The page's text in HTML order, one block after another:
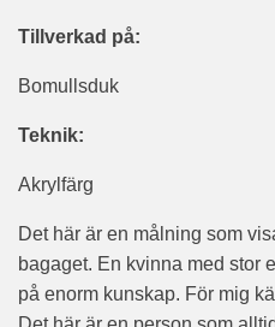
Tillverkad på:
Bomullsduk
Teknik:
Akrylfärg
Det här är en målning som
bagaget. En kvinna med stor
på enorm kunskap. För mig